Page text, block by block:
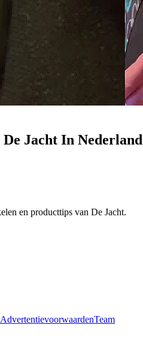
Jacht In Nederland
en producttips van De Jacht.
AdvertentievoorwaardenTeam